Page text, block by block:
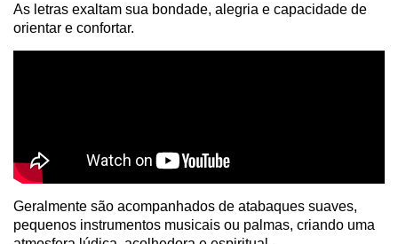
As letras exaltam sua bondade, alegria e capacidade de
orientar e confortar.
Geralmente são acompanhados de atabaques suaves,
pequenos instrumentos musicais ou palmas, criando uma